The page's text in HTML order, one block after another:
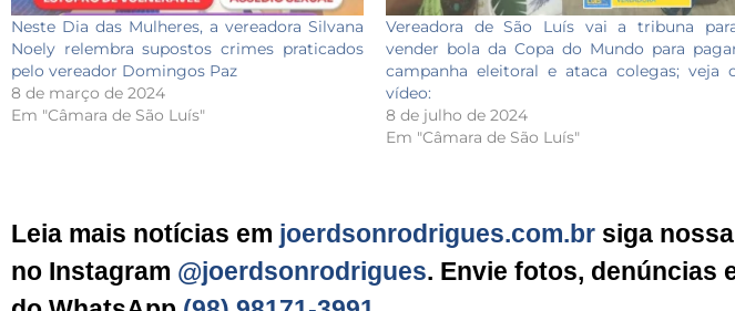
Neste Dia das Mulheres, a vereadora Silvana
Noely relembra supostos crimes praticados
pelo vereador Domingos Paz
8 de março de 2024
Em "Câmara de São Luís"
Vereadora de São Luís vai a tribuna
vender bola da Copa do Mundo para
campanha eleitoral e ataca colegas; veja
vídeo:
8 de julho de 2024
Em "Câmara de São Luís"
Leia mais notícias em joerdsonrodrigues.com.br siga
no Instagram @joerdsonrodrigues. Envie fotos, denúncias